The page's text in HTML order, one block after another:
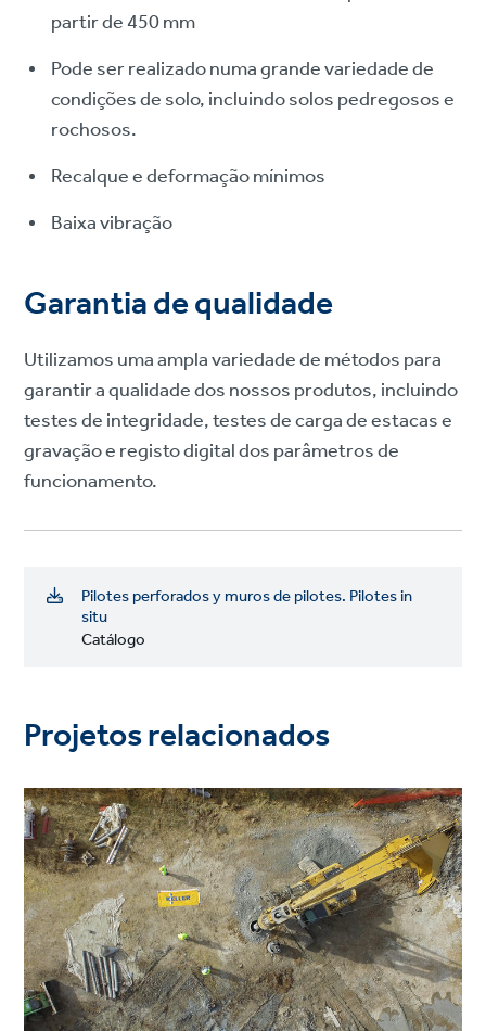
partir de 450 mm
Pode ser realizado numa grande variedade de
condições de solo, incluindo solos pedregosos e
rochosos.
Recalque e deformação mínimos
Baixa vibração
Garantia de qualidade
Utilizamos uma ampla variedade de métodos para
garantir a qualidade dos nossos produtos, incluindo
testes de integridade, testes de carga de estacas e
gravação e registo digital dos parâmetros de
funcionamento.
Pilotes perforados y muros de pilotes. Pilotes in
situ
Catálogo
Projetos relacionados
Project
image